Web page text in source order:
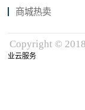
商城热卖
Copyright ©
业云服务